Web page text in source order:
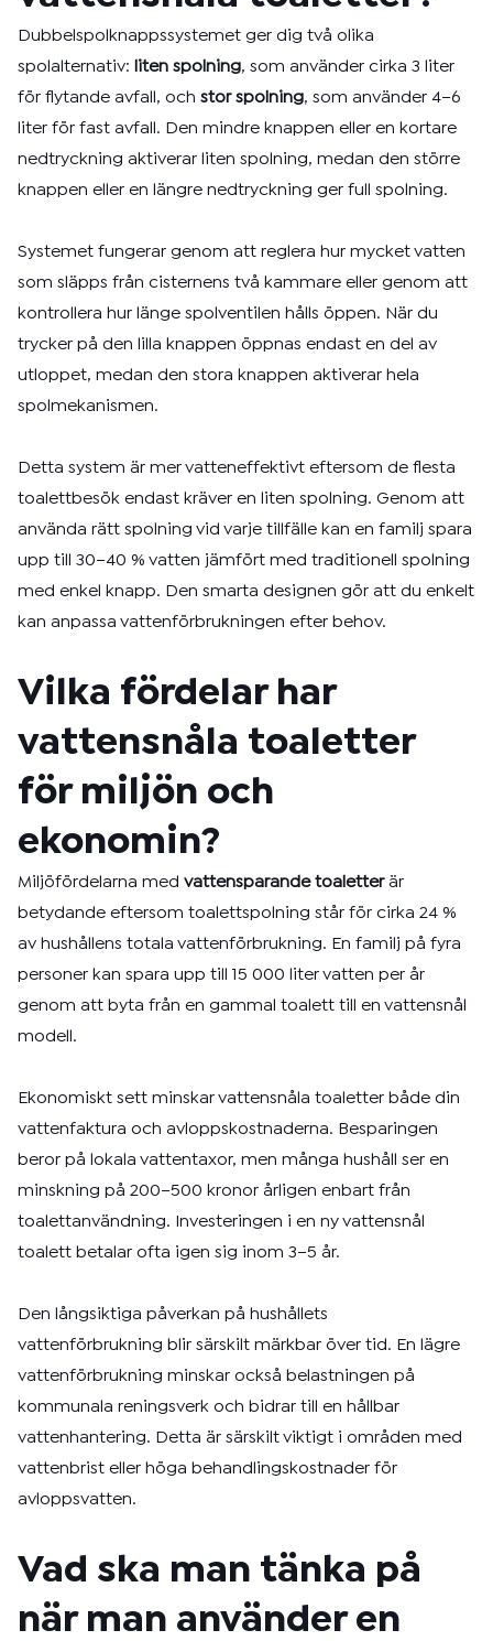
Dubbelspolknappssystemet ger dig två olika
spolalternativ: liten spolning, som använder cirka 3 liter
för flytande avfall, och stor spolning, som använder 4–6
liter för fast avfall. Den mindre knappen eller en kortare
nedtryckning aktiverar liten spolning, medan den större
knappen eller en längre nedtryckning ger full spolning.
Systemet fungerar genom att reglera hur mycket vatten
som släpps från cisternens två kammare eller genom att
kontrollera hur länge spolventilen hålls öppen. När du
trycker på den lilla knappen öppnas endast en del av
utloppet, medan den stora knappen aktiverar hela
spolmekanismen.
Detta system är mer vatteneffektivt eftersom de flesta
toalettbesök endast kräver en liten spolning. Genom att
använda rätt spolning vid varje tillfälle kan en familj spara
upp till 30–40 % vatten jämfört med traditionell spolning
med enkel knapp. Den smarta designen gör att du enkelt
kan anpassa vattenförbrukningen efter behov.
Vilka fördelar har
vattensnåla toaletter
för miljön och
ekonomin?
Miljöfördelarna med vattensparande toaletterär
betydande eftersom toalettspolning står för cirka 24 %
av hushållens totala vattenförbrukning. En familj på fyra
personer kan spara upp till 15 000 liter vatten per år
genom att byta från en gammal toalett till en vattensnål
modell.
Ekonomiskt sett minskar vattensnåla toaletter både din
vattenfaktura och avloppskostnaderna. Besparingen
beror på lokala vattentaxor, men många hushåll ser en
minskning på 200–500 kronor årligen enbart från
toalettanvändning. Investeringen i en ny vattensnål
toalett betalar ofta igen sig inom 3–5 år.
Den långsiktiga påverkan på hushållets
vattenförbrukning blir särskilt märkbar över tid. En lägre
vattenförbrukning minskar också belastningen på
kommunala reningsverk och bidrar till en hållbar
vattenhantering. Detta är särskilt viktigt i områden med
vattenbrist eller höga behandlingskostnader för
avloppsvatten.
Vad ska man tänka på
när man använder en